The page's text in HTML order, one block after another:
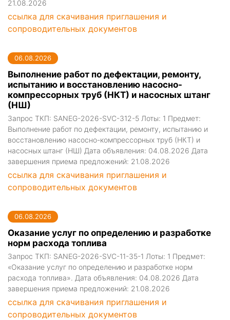
21.08.2026
ссылка для скачивания приглашения и
сопроводительных документов
06.08.2026
Выполнение работ по дефектации, ремонту,
испытанию и восстановлению насосно-
компрессорных труб (НКТ) и насосных штанг
(НШ)
Запрос ТКП: SANEG-2026-SVC-312-5 Лоты: 1 Предмет:
Выполнение работ по дефектации, ремонту, испытанию и
восстановлению насосно-компрессорных труб (НКТ) и
насосных штанг (НШ) Дата объявления: 04.08.2026 Дата
завершения приема предложений: 21.08.2026
ссылка для скачивания приглашения и
сопроводительных документов
06.08.2026
Оказание услуг по определению и разработке
норм расхода топлива
Запрос ТКП: SANEG-2026-SVC-11-35-1 Лоты: 1 Предмет:
«Оказание услуг по определению и разработке норм
расхода топлива». Дата объявления: 04.08.2026 Дата
завершения приема предложений: 21.08.2026
ссылка для скачивания приглашения и
сопроводительных документов